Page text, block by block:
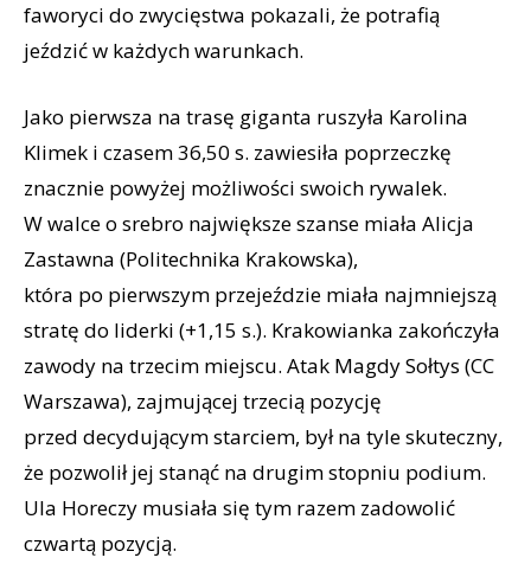
faworyci do zwycięstwa pokazali, że potrafią
jeździć w każdych warunkach.
Jako pierwsza na trasę giganta ruszyła Karolina
Klimek i czasem 36,50 s. zawiesiła poprzeczkę
znacznie powyżej możliwości swoich rywalek.
W walce o srebro największe szanse miała Alicja
Zastawna (Politechnika Krakowska),
która po pierwszym przejeździe miała najmniejszą
stratę do liderki (+1,15 s.). Krakowianka zakończyła
zawody na trzecim miejscu. Atak Magdy Sołtys (CC
Warszawa), zajmującej trzecią pozycję
przed decydującym starciem, był na tyle skuteczny,
że pozwolił jej stanąć na drugim stopniu podium.
Ula Horeczy musiała się tym razem zadowolić
czwartą pozycją.